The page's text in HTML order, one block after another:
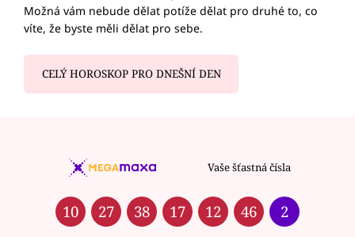
Možná vám nebude dělat potíže dělat pro druhé to, co
víte, že byste měli dělat pro sebe.
CELÝ HOROSKOP PRO DNEŠNÍ DEN
Vaše šťastná čísla
10 27 38 17 12 46 2